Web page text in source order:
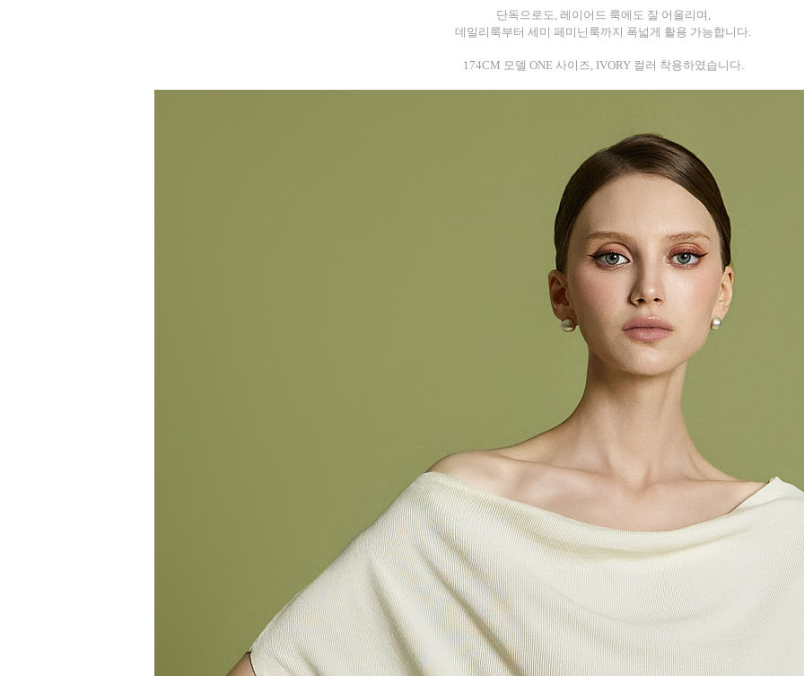
단독으로도, 레이어드 룩에도 잘 어울리며,
데일리룩부터 세미 페미닌룩까지 폭넓게 활용 가능합니다.
174CM 모델 ONE 사이즈, IVORY 컬러 착용하였습니다.